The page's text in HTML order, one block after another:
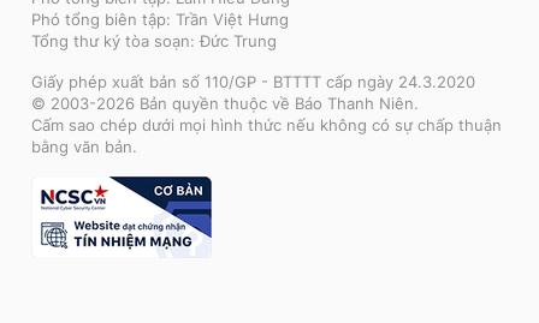
Phó tổng biên tập: Trần Việt Hưng
Tổng thư ký tòa soạn: Đức Trung
Giấy phép xuất bản số 110/GP - BTTTT cấp ngày 24.3.2020
© 2003-2026 Bản quyền thuộc về Báo Thanh Niên.
Cấm sao chép dưới mọi hình thức nếu không có sự chấp thuận
bằng văn bản.